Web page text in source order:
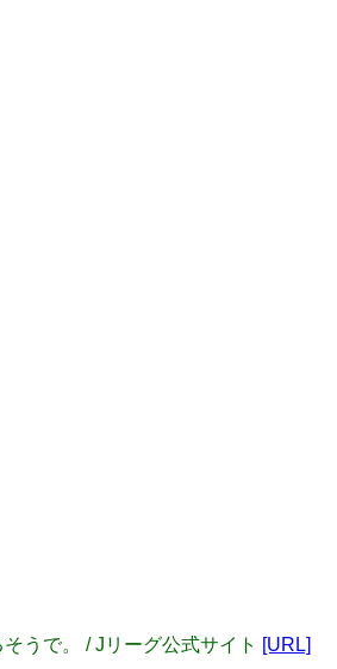
うで。 / Jリーグ公式サイト [URL]